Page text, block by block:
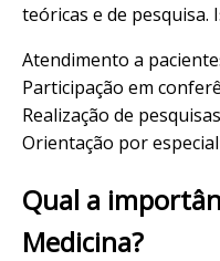
teóricas e de pesquisa.
Atendimento a
Participação em
Realização de
Orientação por
Qual a
Medicina?